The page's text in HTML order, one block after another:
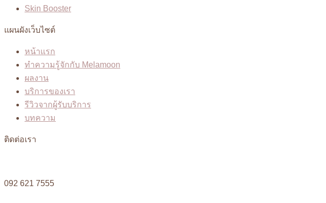
Skin Booster
แผนผังเว็บไซต์
หน้าแรก
ทำความรู้จักกับ Melamoon
ผลงาน
บริการของเรา
รีวิวจากผู้รับบริการ
บทความ
ติดต่อเรา
092 621 7555